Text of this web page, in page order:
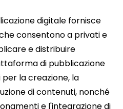
digitale fornisce
consentono a privati ​​e
e distribuire
di pubblicazione
la creazione, la
di contenuti, nonché
e l'integrazione di